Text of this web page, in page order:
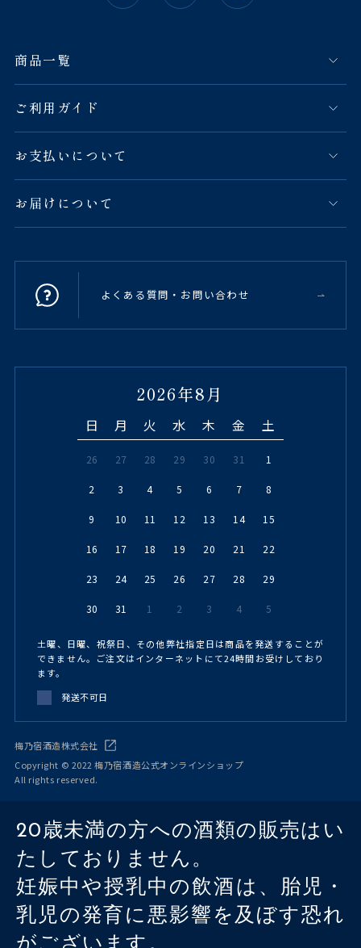
商品一覧
ご利用ガイド
お支払いについて
お届けについて
よくある質問・お問い合わせ
2026年8月
日 月 火 水 木 金 土
26 27 28 29 30 31 1
2 3 4 5 6 7 8
9 10 11 12 13 14 15
16 17 18 19 20 21 22
23 24 25 26 27 28 29
30 31 1 2 3 4 5
土曜、日曜、祝祭日、その他弊社指定日は商品を発送することが
できません。ご注文はインターネットにて24時間お受けしており
ます。
発送不可日
梅乃宿酒造株式会社
Copyright © 2022 梅乃宿酒造公式オンラインショップ
All rights reserved.
20歳未満の方への酒類の販売はい
たしておりません。
妊娠中や授乳中の飲酒は、胎児・
乳児の発育に悪影響を及ぼす恐れ